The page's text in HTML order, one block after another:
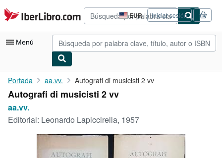
Pasar al contenido principal
IberLibro.com EUR
Preferencias
de
compra
del
Iniciar sesión
Menú
Mi cuenta
Consultar mis pedidos
Libros antiguos
Portada aa.vv. Autografi di musicisti 2 vv
Autografi di musicisti 2 vv
aa.vv.
Editorial: Leonardo Lapiccirella, 1957